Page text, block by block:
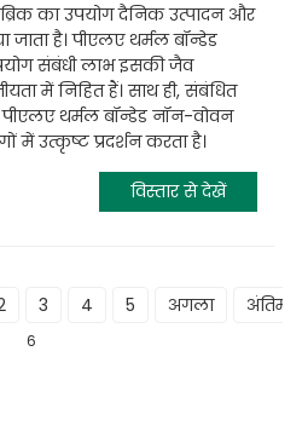
का उपयोग दैनिक उत्पादन और
है। पीएलए थर्मल बॉन्डेड
संबंधी लाभ इसकी जैव
में निहित हैं। साथ ही, संबंधित
थर्मल बॉन्डेड नॉन-वोवन
में उत्कृष्ट प्रदर्शन करता है।
विस्तार से देखें
3 4 5 अगला अंतिम
6